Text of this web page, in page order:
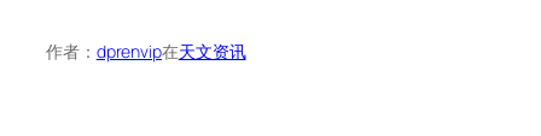
作者： dprenvip在天文资讯